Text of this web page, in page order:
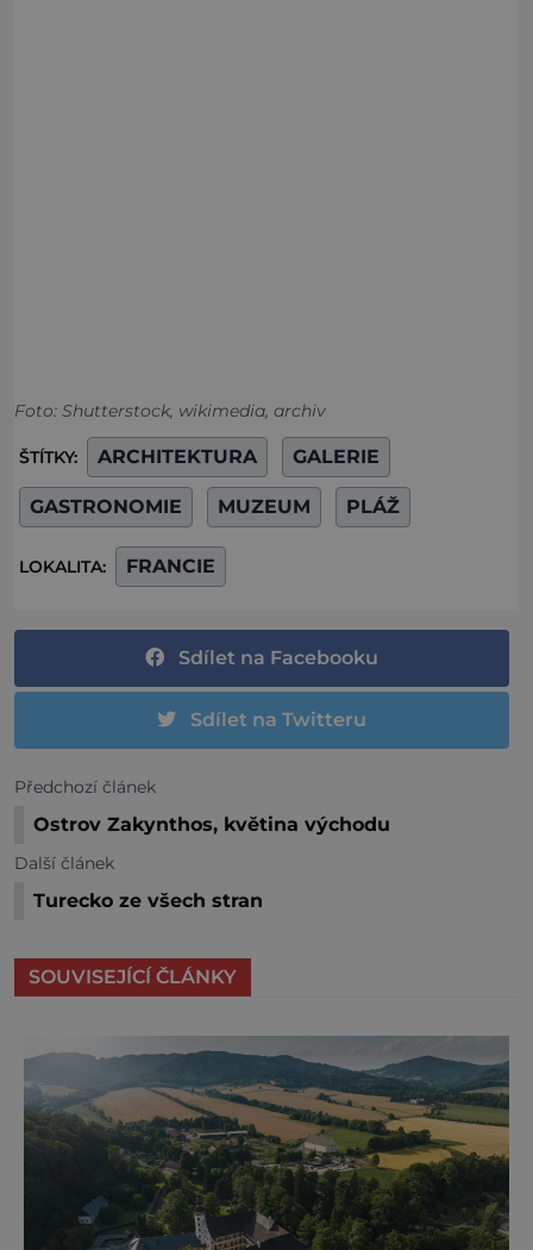
Foto: Shutterstock, wikimedia, archiv
ŠTÍTKY: ARCHITEKTURA GALERIE
GASTRONOMIE MUZEUM PLÁŽ
LOKALITA: FRANCIE
Sdílet na Facebooku
Sdílet na Twitteru
Předchozí článek
Ostrov Zakynthos, květina východu
Další článek
Turecko ze všech stran
SOUVISEJÍCÍ ČLÁNKY